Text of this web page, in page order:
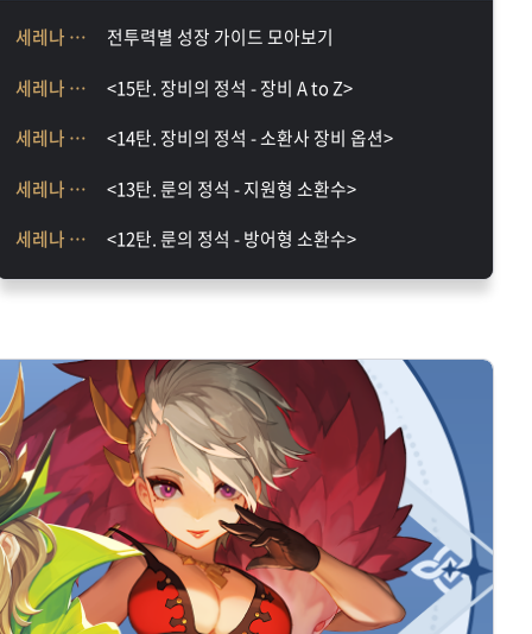
세레나 가이드
전투력별 성장 가이드 모아보기
세레나 가이드
<15탄. 장비의 정석 - 장비 A to Z>
세레나 가이드
<14탄. 장비의 정석 - 소환사 장비 옵션>
세레나 가이드
<13탄. 룬의 정석 - 지원형 소환수>
세레나 가이드
<12탄. 룬의 정석 - 방어형 소환수>